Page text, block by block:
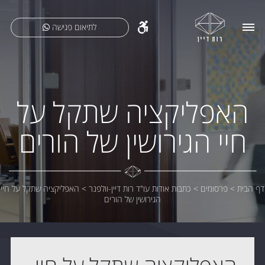
לתיאום פגישה
האפליקציה שתקל על
חיי הגירושין של הורים
דף הבית > פרסומים > כתבות אודות עו"ד רות דיין-וולפנר > האפליקציה שתקל על חיי
הגירושין של הורים